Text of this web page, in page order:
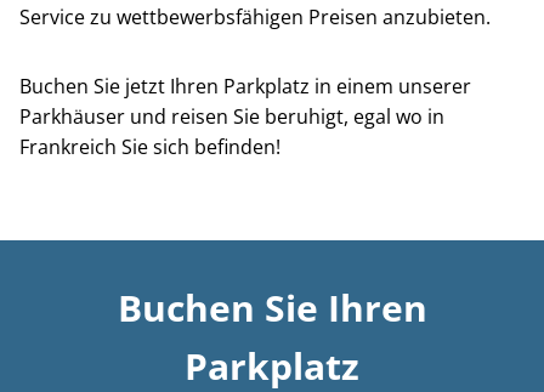
Service zu wettbewerbsfähigen Preisen anzubieten.
Buchen Sie jetzt Ihren Parkplatz in einem unserer
Parkhäuser und reisen Sie beruhigt, egal wo in
Frankreich Sie sich befinden!
Buchen Sie Ihren
Parkplatz